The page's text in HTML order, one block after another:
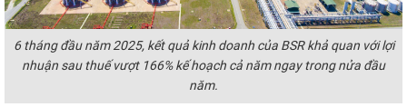
6 tháng đầu năm 2025, kết quả kinh doanh của BSR khả quan với lợi
nhuận sau thuế vượt 166% kế hoạch cả năm ngay trong nửa đầu
năm.